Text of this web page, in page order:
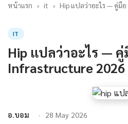
หน้าแรก › it › Hip แปลว่าอะไร — คู่มื
IT
Hip แปลว่าอะไร — คู่
Infrastructure 2026
อ.บอม 28 May 2026